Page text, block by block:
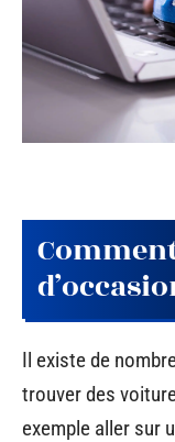
Il existe de
trouver des
exemple aller sur